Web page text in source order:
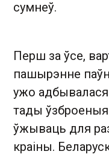
сумнеў.
Перш за ўсе,
пашырэнне
ужо
тады ўзброеныя
ўжываць для
краіны.